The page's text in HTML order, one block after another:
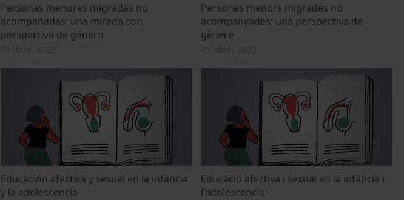
Personas menores migradas no
acompañadas: una mirada con
perspectiva de género
19 abril, 2023
Persones menors migrades no
acompanyades: una perspectiva de
gènere
19 abril, 2023
Educación afectiva y sexual en la infancia
y la adolescencia
Educació afectiva i sexual en la infància i
l'adolescencia